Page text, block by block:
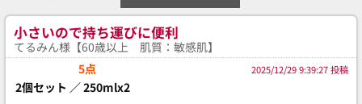
小さいので持ち運びに便利
てるみん様【60歳以上 肌質：敏感肌】
5点
2025/12/29 9:39:27 投稿
2個セット ／ 250mlx2